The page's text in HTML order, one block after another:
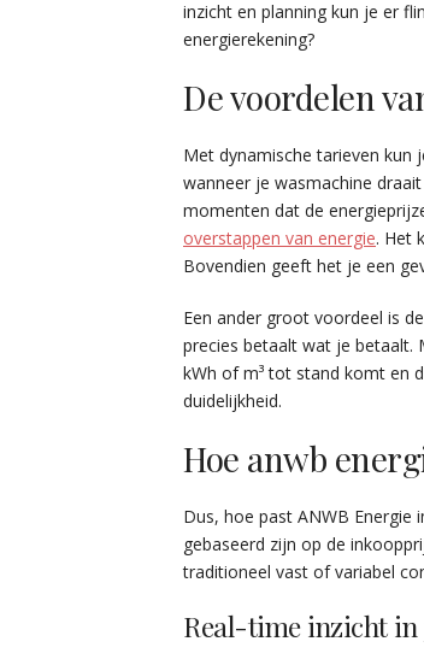
inzicht en planning kun je er
energierekening?
De voordelen
Met dynamische tarieven kun
wanneer je wasmachine
momenten dat de
overstappen van energie. Het
Bovendien geeft het je een
Een ander groot voordeel is
precies betaalt wat je betaalt.
kWh of m³ tot stand komt en
duidelijkheid.
Hoe anwb
Dus, hoe past ANWB Energie
gebaseerd zijn op de
traditioneel vast of variabel
Real-time inzicht